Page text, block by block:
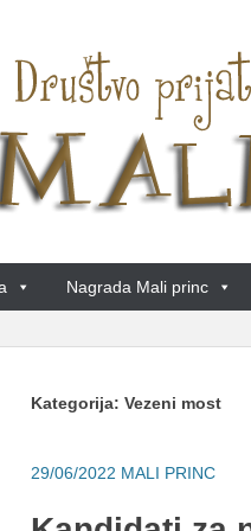
Nagrada Mali princ
Kategorija:Vezeni most
29/06/2022 MALI PRINC